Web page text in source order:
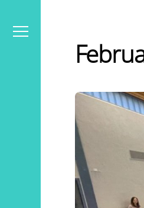
contentMenu